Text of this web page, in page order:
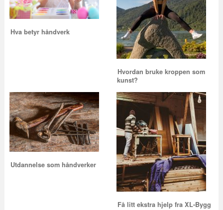
Hva betyr håndverk
Hvordan bruke kroppen som
kunst?
Utdannelse som håndverker
Få litt ekstra hjelp fra XL-Bygg